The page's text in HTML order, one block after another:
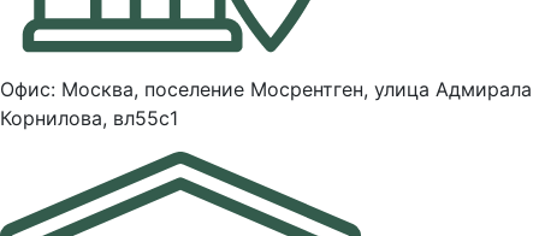
Офис: Москва, поселение Мосрентген, улица Адмирала
Корнилова, вл55с1